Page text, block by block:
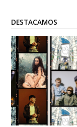
DESTACAMOS